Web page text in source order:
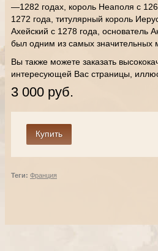
—1282 годах, король Неаполя с
1272 года, титулярный король
Ахейский с 1278 года, основатель
был одним из самых значительных
Вы также можете заказать
интересующей Вас страницы,
3 000 руб.
Теги: Франция